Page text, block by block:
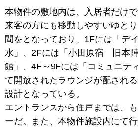
本物件の敷地内は、入居者だけ
来客の方にも移動しやすいゆと
間をとなっており、1Fには「デ
水」、2Fには「小田原宿 旧本
館」、4F～9Fには「コミュニテ
て開放されたラウンジが配され
設計となっている。
エントランスから住戸までは、
ーだ。また、本物件施設内にて